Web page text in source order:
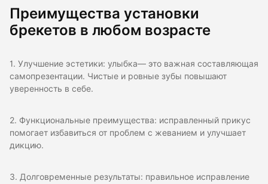
Преимущества установки
брекетов в любом возрасте
1. Улучшение эстетики: улыбка— это важная составляющая
самопрезентации. Чистые и ровные зубы повышают
уверенность в себе.
2. Функциональные преимущества: исправленный прикус
помогает избавиться от проблем с жеванием и улучшает
дикцию.
3. Долговременные результаты: правильное исправление